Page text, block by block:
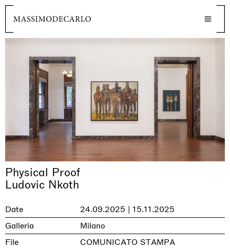
Physical Proof
Ludovic Nkoth
Date
24.09.2025 | 15.11.2025
Galleria
Milano
File
COMUNICATO STAMPA